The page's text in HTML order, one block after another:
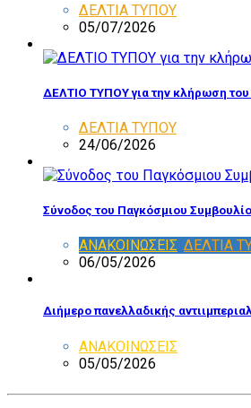
ΔΕΛΤΙΑ ΤΥΠΟΥ
05/07/2026
ΔΕΛΤΙΟ ΤΥΠΟΥ για την κλήρωση
ΔΕΛΤΙΑ ΤΥΠΟΥ
24/06/2026
Σύνοδος του Παγκόσμιου
ΑΝΑΚΟΙΝΩΣΕΙΣ ΔΕΛΤΙΑ
06/05/2026
Διήμερο πανελλαδικής
ΑΝΑΚΟΙΝΩΣΕΙΣ
05/05/2026